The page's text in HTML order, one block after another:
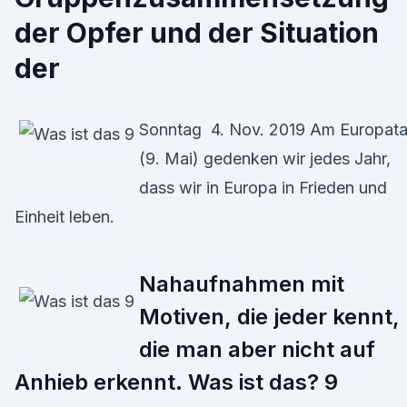
der Opfer und der Situation
der
Sonntag 4. Nov. 2019 Am
(9. Mai) gedenken wir jedes Jahr,
dass wir in Europa in Frieden und
Einheit leben.
Nahaufnahmen mit
Motiven, die jeder kennt,
die man aber nicht auf
Anhieb erkennt. Was ist das? 9